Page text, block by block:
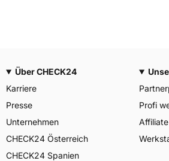
Über CHECK24
Karriere
Presse
Unternehmen
CHECK24 Österreich
CHECK24 Spanien
Profi